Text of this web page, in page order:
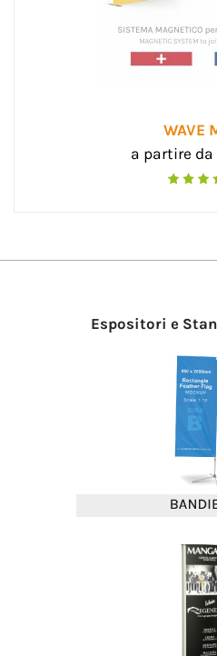
WAVE
a partire da
Espositori e